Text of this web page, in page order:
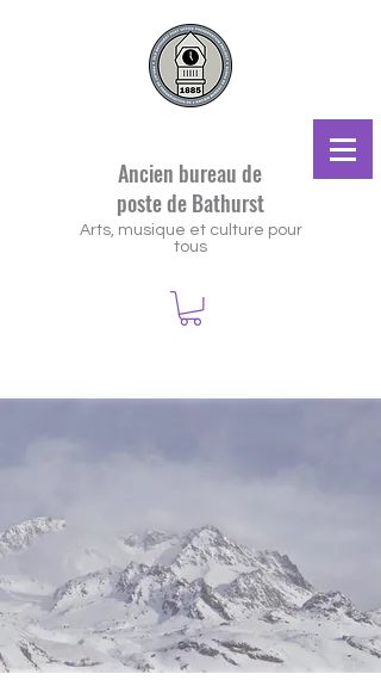
Ancien bureau de
poste de Bathurst
Arts, musique et culture pour
tous